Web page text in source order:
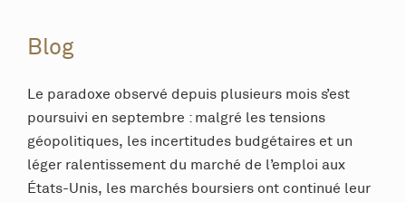
Blog
Le paradoxe observé depuis plusieurs mois s’est
poursuivi en septembre : malgré les tensions
géopolitiques, les incertitudes budgétaires et un
léger ralentissement du marché de l’emploi aux
États-Unis, les marchés boursiers ont continué leur